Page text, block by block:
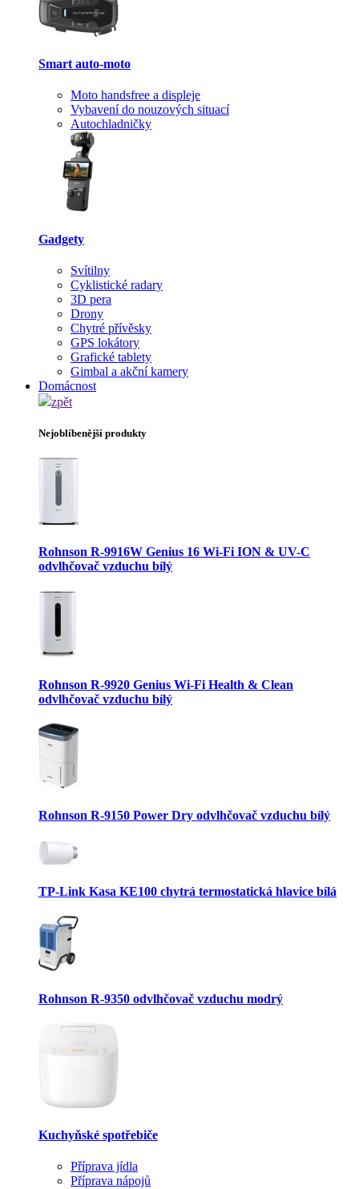
Smart auto-moto
Moto handsfree a displeje
Vybavení do nouzových situací
Autochladničky
Gadgety
Svítilny
Cyklistické radary
3D pera
Drony
Chytré přívěsky
GPS lokátory
Grafické tablety
Gimbal a akční kamery
Domácnost
zpět
Nejoblíbenější produkty
Rohnson R-9916W Genius 16 Wi-Fi ION & UV-C
odvlhčovač vzduchu bílý
Rohnson R-9920 Genius Wi-Fi Health & Clean
odvlhčovač vzduchu bílý
Rohnson R-9150 Power Dry odvlhčovač vzduchu bílý
TP-Link Kasa KE100 chytrá termostatická hlavice bílá
Rohnson R-9350 odvlhčovač vzduchu modrý
Kuchyňské spotřebiče
Příprava jídla
Příprava nápojů